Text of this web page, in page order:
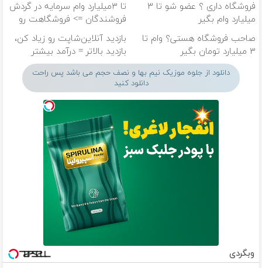
فروشگاه داری ؟ عضو شو تا ۳
میلیارد وام بگیر
تا ۳میلیارد وام سرمایه در گردش
فروشندگان => فروشگاهت رو
ثبت کن
صاحب فروشگاه هستی؟ وام تا
۳ میلیارد تومان بگیر
بازدید آنلاین‌شاپت رو زیاد کن،
بازدید بالاتر = درآمد بیشتر
دانلود از جلوه موزیک نیم بها و نصف حجم می باشد پس راحت
دانلود کنید
وبگردی